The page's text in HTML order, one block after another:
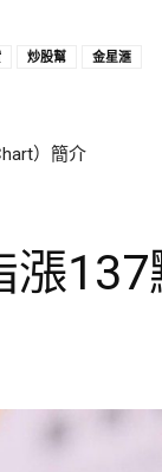
炒股幫 金星滙
）簡介
漲